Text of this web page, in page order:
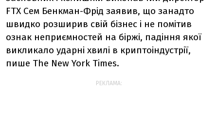
FTX Сем Бенкман-Фрід заявив, що занадто
швидко розширив свій бізнес і не помітив
ознак неприємностей на біржі, падіння якої
викликало ударні хвилі в криптоіндустрії,
пише The New York Times.
РЕКЛАМА: